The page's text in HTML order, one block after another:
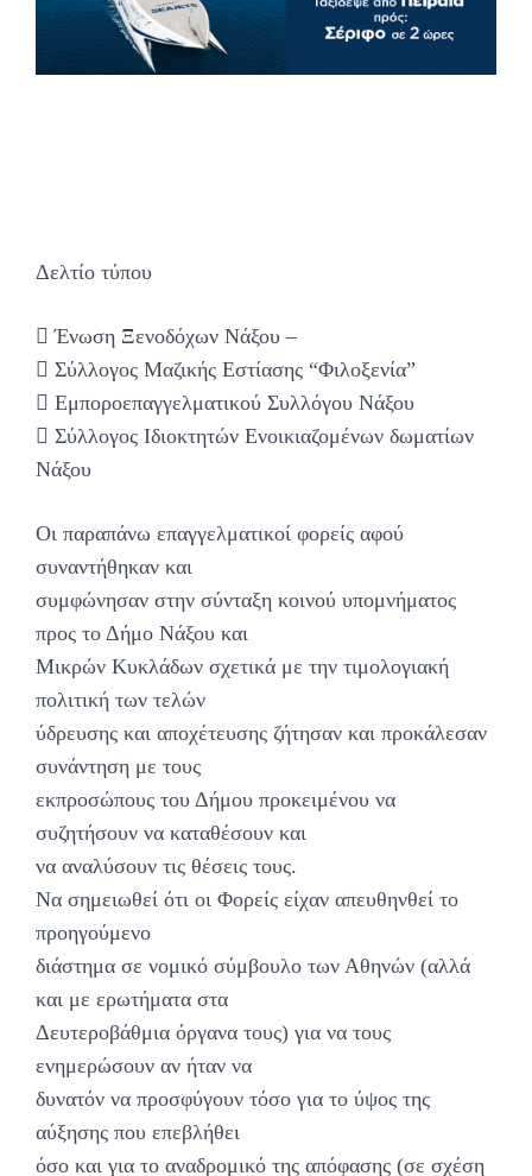
Δελτίο τύπου
 Ένωση Ξενοδόχων Νάξου –
 Σύλλογος Μαζικής Εστίασης “Φιλοξενία”
 Εμποροεπαγγελματικού Συλλόγου Νάξου
 Σύλλογος Ιδιοκτητών Ενοικιαζομένων δωματίων
Νάξου
Οι παραπάνω επαγγελματικοί φορείς αφού
συναντήθηκαν και
συμφώνησαν στην σύνταξη κοινού υπομνήματος
προς το Δήμο Νάξου και
Μικρών Κυκλάδων σχετικά με την τιμολογιακή
πολιτική των τελών
ύδρευσης και αποχέτευσης ζήτησαν και προκάλεσαν
συνάντηση με τους
εκπροσώπους του Δήμου προκειμένου να
συζητήσουν να καταθέσουν και
να αναλύσουν τις θέσεις τους.
Να σημειωθεί ότι οι Φορείς είχαν απευθηνθεί το
προηγούμενο
διάστημα σε νομικό σύμβουλο των Αθηνών (αλλά
και με ερωτήματα στα
Δευτεροβάθμια όργανα τους) για να τους
ενημερώσουν αν ήταν να
δυνατόν να προσφύγουν τόσο για το ύψος της
αύξησης που επεβλήθει
όσο και για το αναδρομικό της απόφασης (σε σχέση